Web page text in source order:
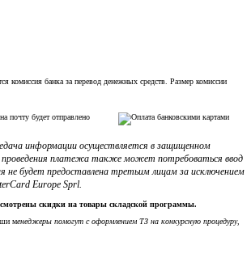
комиссия банка за перевод денежных средств. Размер комиссии
почту будет отправлено
информации осуществляется в защищенном
проведения платежа также может потребоваться ввод
будет предоставлена третьим лицам за исключением
Europe Sprl.
скидки на товары складской программы.
менеджеры помогут с оформлением ТЗ на конкурсную процедуру,